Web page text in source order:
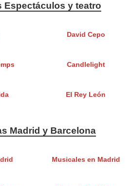
Espectáculos y teatro
David Cepo
Candlelight
El Rey León
Madrid y Barcelona
Musicales en Madrid